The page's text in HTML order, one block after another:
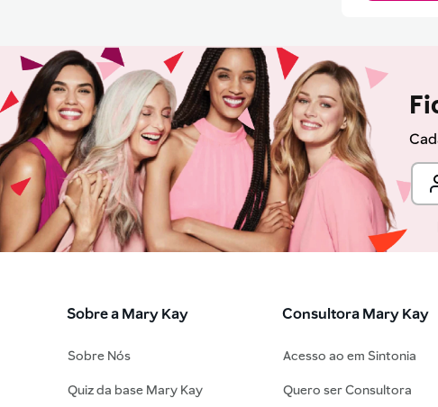
Sobre a Mary Kay
Sobre Nós
Quiz da base Mary Kay
Consultora Mary Kay
Acesso ao em Sintonia
Quero ser Consultora